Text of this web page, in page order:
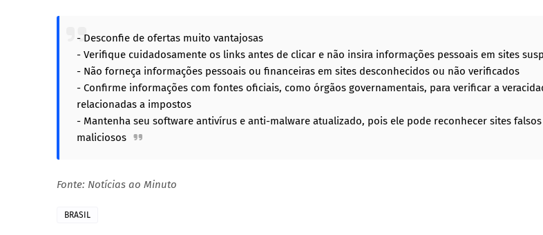
- Desconfie de ofertas muito vantajosas
- Verifique cuidadosamente os links antes de clicar e não insira informações pessoais em sites
- Não forneça informações pessoais ou financeiras em sites desconhecidos ou não verificados
- Confirme informações com fontes oficiais, como órgãos governamentais, para verificar a
relacionadas a impostos
- Mantenha seu software antivírus e anti-malware atualizado, pois ele pode reconhecer sites
maliciosos
Fonte: Notícias ao Minuto
BRASIL